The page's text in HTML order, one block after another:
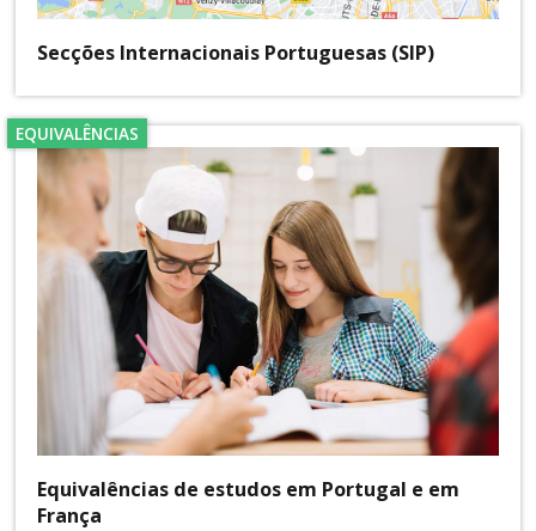
Secções Internacionais Portuguesas (SIP)
EQUIVALÊNCIAS
Equivalências de estudos em Portugal e em
França